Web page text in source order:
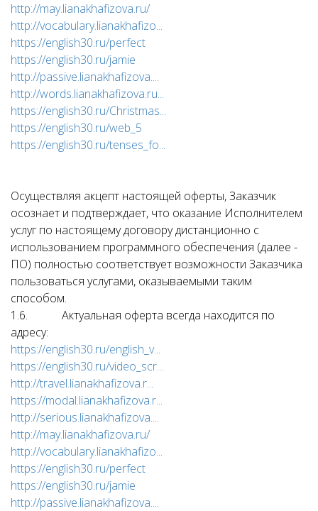
http://may.lianakhafizova.ru/
http://vocabulary.lianakhafizo...
https://english30.ru/perfect
https://english30.ru/jamie
http://passive.lianakhafizova....
http://words.lianakhafizova.ru...
https://english30.ru/Christmas...
https://english30.ru/web_5
https://english30.ru/tenses_fo...
Осуществляя акцепт настоящей оферты, Заказчик
осознает и подтверждает, что оказание Исполнителем
услуг по настоящему договору дистанционно с
использованием программного обеспечения (далее -
ПО) полностью соответствует возможности Заказчика
пользоваться услугами, оказываемыми таким
способом.
1.6. Актуальная оферта всегда находится по
адресу:
https://english30.ru/english_v...
https://english30.ru/video_scr...
http://travel.lianakhafizova.r...
https://modal.lianakhafizova.r...
http://serious.lianakhafizova....
http://may.lianakhafizova.ru/
http://vocabulary.lianakhafizo...
https://english30.ru/perfect
https://english30.ru/jamie
http://passive.lianakhafizova....